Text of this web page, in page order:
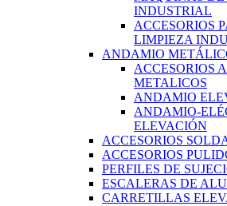
INDUSTRIAL
ACCESORIOS
LIMPIEZA
ANDAMIO
ACCESORIOS
METALICOS
ANDAMIO
ANDAMIO-
ELEVACIÓN
ACCESORIOS
ACCESORIOS
PERFILES DE
ESCALERAS DE
CARRETILLAS